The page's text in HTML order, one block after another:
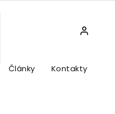
Články Kontakty